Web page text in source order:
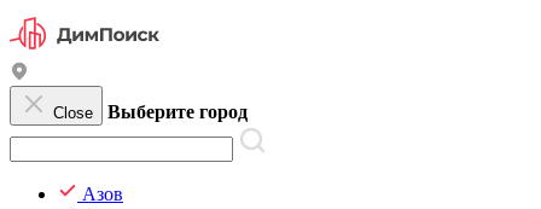
Close Выберите город
Азов